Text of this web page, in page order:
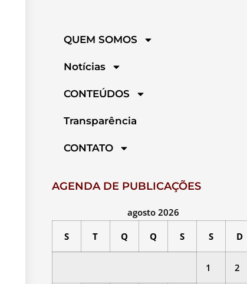
QUEM SOMOS
Notícias
CONTEÚDOS
Transparência
CONTATO
AGENDA DE PUBLICAÇÕES
agosto 2026
S T Q Q S S D
1 2